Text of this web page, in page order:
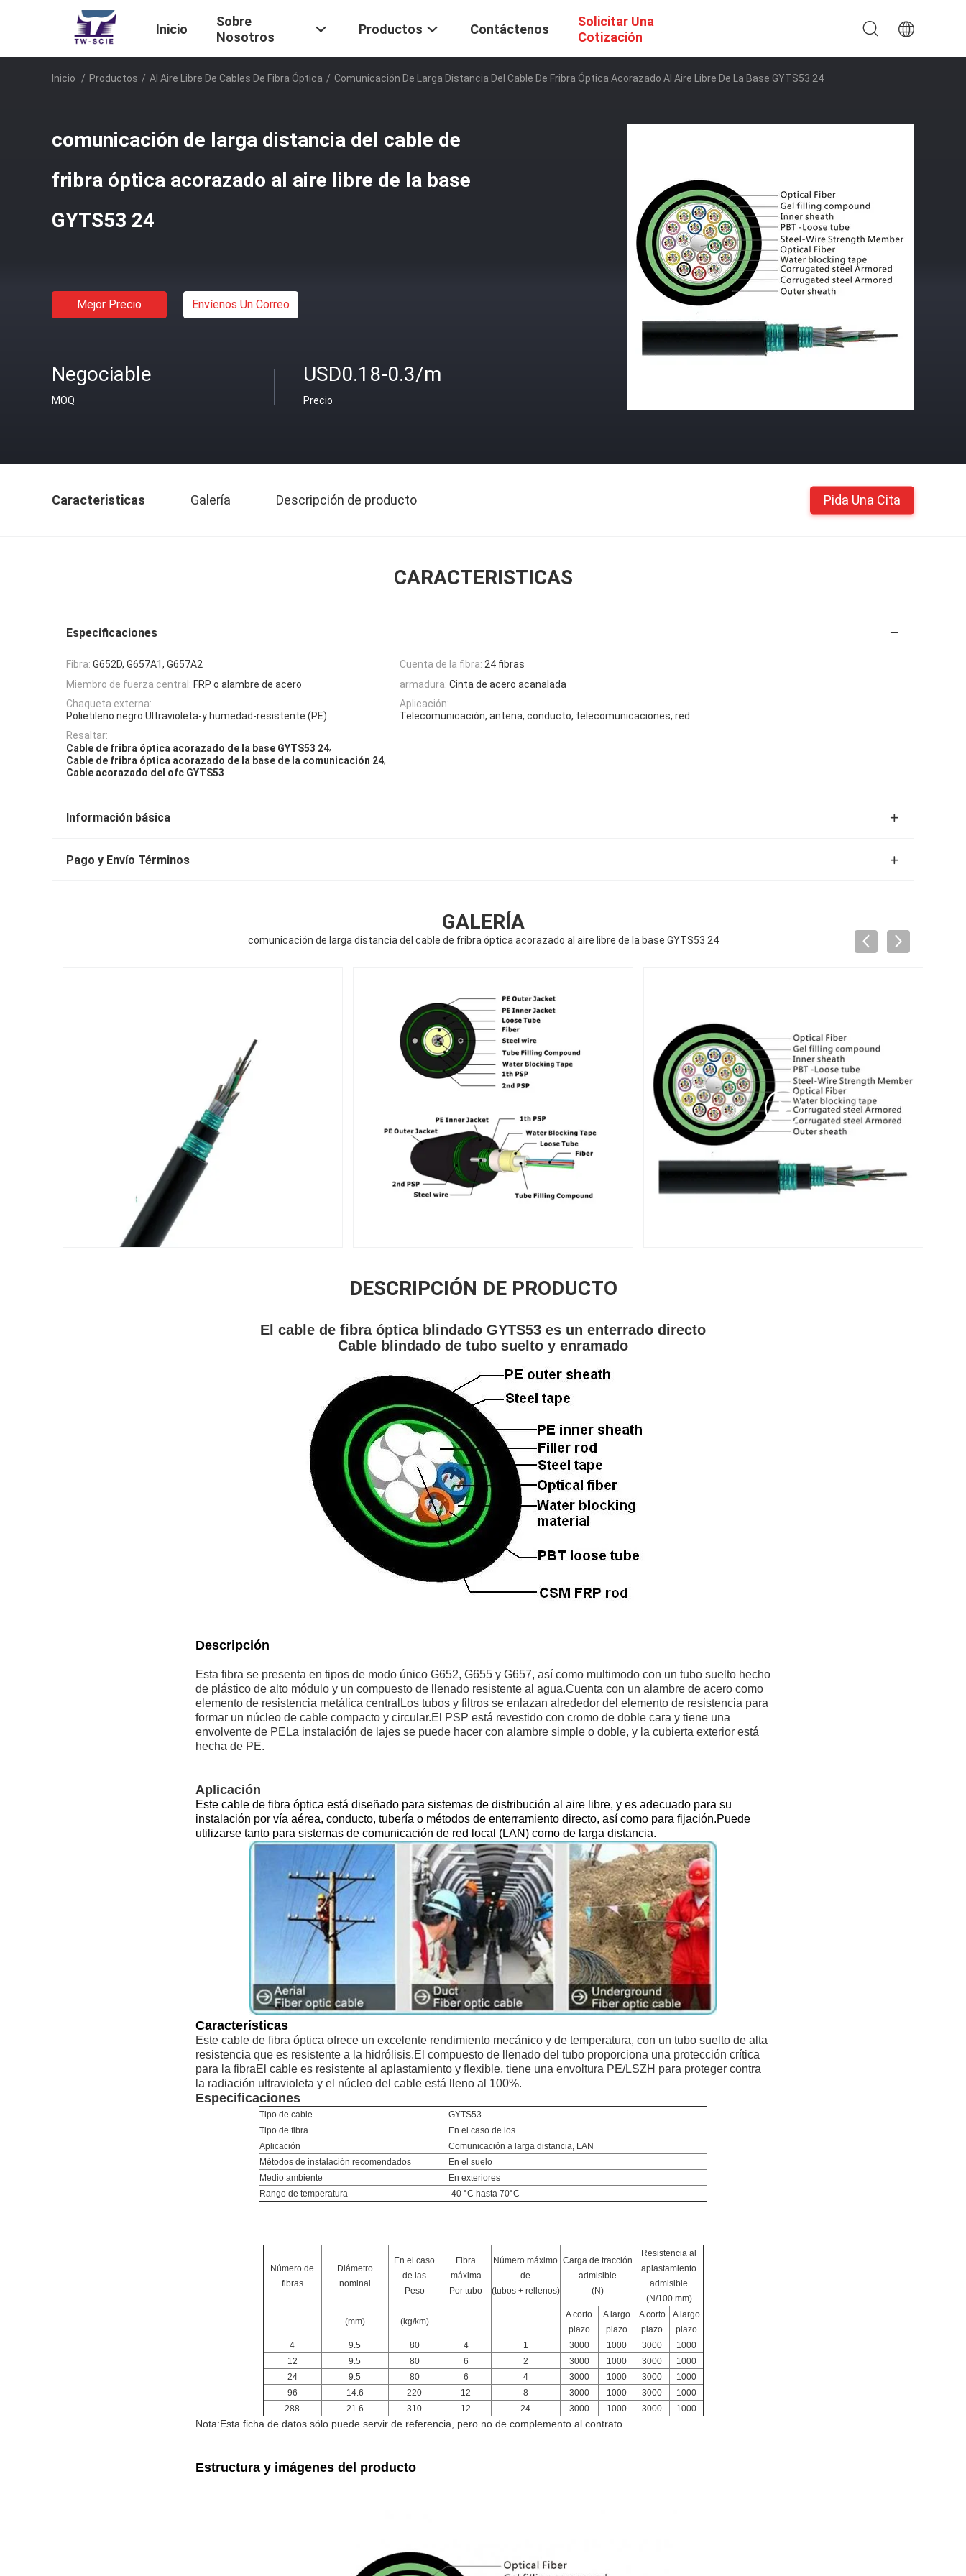
Inicio
Sobre
Nosotros
Productos Contáctenos
Solicitar Una
Cotización
Inicio / Productos / Al Aire Libre De Cables De Fibra Óptica / Comunicación De Larga Distancia Del Cable De Fribra Óptica Acorazado Al Aire Libre De La Base GYTS53 24
comunicación de larga distancia del cable de
fribra óptica acorazado al aire libre de la base
GYTS53 24
Mejor Precio Envíenos Un Correo
Negociable
MOQ
USD0.18-0.3/m
Precio
Caracteristicas Galería Descripción de producto Pida Una Cita
CARACTERISTICAS
Especificaciones
Fibra: G652D, G657A1, G657A2 Cuenta de la fibra: 24 fibras
Miembro de fuerza central: FRP o alambre de acero armadura: Cinta de acero acanalada
Chaqueta externa:
Polietileno negro Ultravioleta-y humedad-resistente (PE)
Aplicación:
Telecomunicación, antena, conducto, telecomunicaciones, red
Resaltar:
Cable de fribra óptica acorazado de la base GYTS53 24,
Cable de fribra óptica acorazado de la base de la comunicación 24,
Cable acorazado del ofc GYTS53
Información básica
Pago y Envío Términos
GALERÍA
comunicación de larga distancia del cable de fribra óptica acorazado al aire libre de la base GYTS53 24
DESCRIPCIÓN DE PRODUCTO
El cable de fibra óptica blindado GYTS53 es un enterrado directo
Cable blindado de tubo suelto y enramado
Descripción
Esta fibra se presenta en tipos de modo único G652, G655 y G657, así como multimodo con un tubo suelto hecho
de plástico de alto módulo y un compuesto de llenado resistente al agua.Cuenta con un alambre de acero como
elemento de resistencia metálica centralLos tubos y filtros se enlazan alrededor del elemento de resistencia para
formar un núcleo de cable compacto y circular.El PSP está revestido con cromo de doble cara y tiene una
envolvente de PELa instalación de lajes se puede hacer con alambre simple o doble, y la cubierta exterior está
hecha de PE.
Aplicación
Este cable de fibra óptica está diseñado para sistemas de distribución al aire libre, y es adecuado para su
instalación por vía aérea, conducto, tubería o métodos de enterramiento directo, así como para fijación.Puede
utilizarse tanto para sistemas de comunicación de red local (LAN) como de larga distancia.
Características
Este cable de fibra óptica ofrece un excelente rendimiento mecánico y de temperatura, con un tubo suelto de alta
resistencia que es resistente a la hidrólisis.El compuesto de llenado del tubo proporciona una protección crítica
para la fibraEl cable es resistente al aplastamiento y flexible, tiene una envoltura PE/LSZH para proteger contra
la radiación ultravioleta y el núcleo del cable está lleno al 100%.
Especificaciones
Tipo de cable
GYTS53
Tipo de fibra
En el caso de los
Aplicación
Comunicación a larga distancia, LAN
Métodos de instalación recomendados
En el suelo
Medio ambiente
En exteriores
Rango de temperatura
-40 °C hasta 70°C
Número de
fibras
Diámetro
nominal
En el caso
de las
Peso
Fibra
máxima
Por tubo
Número máximo
de
(tubos + rellenos)
Carga de tracción
admisible
(N)
Resistencia al
aplastamiento
admisible
(N/100 mm)
(mm) (kg/km)
A corto
plazo
A largo
plazo
A corto
plazo
A largo
plazo
4
9.5 80 4 1 3000 1000 3000
1000
12
9.5 80 6 2 3000 1000 3000
1000
24
9.5 80 6 4 3000 1000 3000
1000
96
14.6 220 12 8 3000 1000 3000
1000
288
21.6 310 12 24 3000 1000 3000 1000
Nota:Esta ficha de datos sólo puede servir de referencia, pero no de complemento al contrato.
Estructura y imágenes del producto